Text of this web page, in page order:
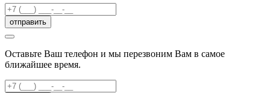
отправить
Оставьте Ваш телефон и мы перезвоним Вам в самое
ближайшее время.